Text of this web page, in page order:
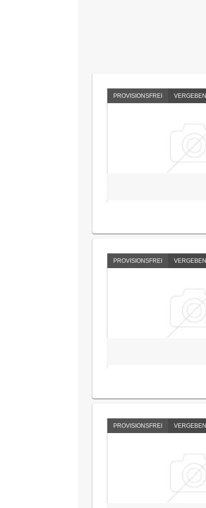
PROVISIONSFREI VERGEBEN
PROVISIONSFREI VERGEBEN
PROVISIONSFREI VERGEBEN